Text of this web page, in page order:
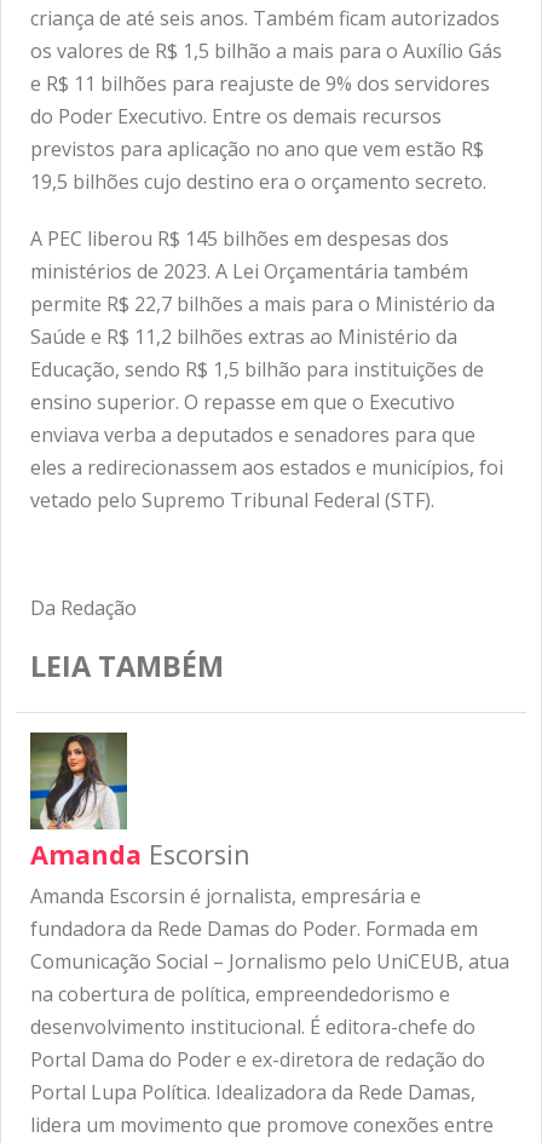
criança de até seis anos. Também ficam autorizados
os valores de R$ 1,5 bilhão a mais para o Auxílio Gás
e R$ 11 bilhões para reajuste de 9% dos servidores
do Poder Executivo. Entre os demais recursos
previstos para aplicação no ano que vem estão R$
19,5 bilhões cujo destino era o orçamento secreto.
A PEC liberou R$ 145 bilhões em despesas dos
ministérios de 2023. A Lei Orçamentária também
permite R$ 22,7 bilhões a mais para o Ministério da
Saúde e R$ 11,2 bilhões extras ao Ministério da
Educação, sendo R$ 1,5 bilhão para instituições de
ensino superior. O repasse em que o Executivo
enviava verba a deputados e senadores para que
eles a redirecionassem aos estados e municípios, foi
vetado pelo Supremo Tribunal Federal (STF).
Da Redação
LEIA TAMBÉM
Amanda Escorsin
Amanda Escorsin é jornalista, empresária e
fundadora da Rede Damas do Poder. Formada em
Comunicação Social – Jornalismo pelo UniCEUB, atua
na cobertura de política, empreendedorismo e
desenvolvimento institucional. É editora-chefe do
Portal Dama do Poder e ex-diretora de redação do
Portal Lupa Política. Idealizadora da Rede Damas,
lidera um movimento que promove conexões entre